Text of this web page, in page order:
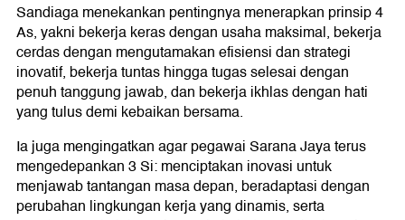
Sandiaga menekankan pentingnya menerapkan prinsip 4
As, yakni bekerja keras dengan usaha maksimal, bekerja
cerdas dengan mengutamakan efisiensi dan strategi
inovatif, bekerja tuntas hingga tugas selesai dengan
penuh tanggung jawab, dan bekerja ikhlas dengan hati
yang tulus demi kebaikan bersama.
Ia juga mengingatkan agar pegawai Sarana Jaya terus
mengedepankan 3 Si: menciptakan inovasi untuk
menjawab tantangan masa depan, beradaptasi dengan
perubahan lingkungan kerja yang dinamis, serta